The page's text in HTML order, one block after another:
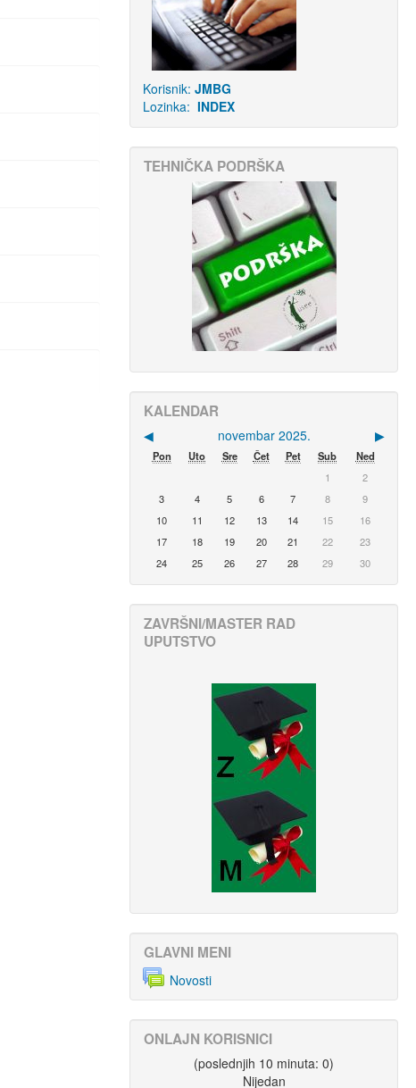
Korisnik:JMBG
Lozinka:INDEX
TEHNIČKA PODRŠKA
KALENDAR
◀︎ novembar 2025. ▶︎
Pon Uto Sre Čet Pet Sub
Ned
1
2
3
4 5 6 7 8
9
10
11 12 13 14 15
16
17
18 19 20 21 22
23
24
25 26 27 28 29 30
ZAVRŠNI/MASTER RAD
UPUTSTVO
GLAVNI MENI
Novosti
ONLAJN KORISNICI
(poslednjih 10 minuta: 0)
Nijedan